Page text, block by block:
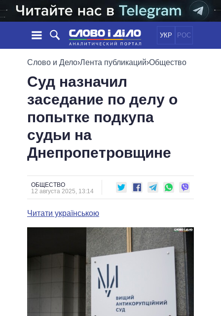
УКР РОС
НОВОСТИ
ЛЕНТА
СОБЫТИЯ
СТАТЬИ
ОБЗОРЫ
ДАЙДЖЕСТЫ
ПОЛИТИКА
ЭКОНОМИКА
ОБЩЕСТВО
МИР
ОБЕЩАНИЯ
ПОЛИТИКИ
ПРЕЗИДЕНТ И ОФИС
ВЕРХОВНАЯ РАДА
ГЛАВЫ ОБЛАДМИНИСТРАЦИЙ
МЭРЫ
ВСЕ ПЕРСОНЫ
ИНФОГРАФИКА
ВИДЕО
СРАВНЕНИЕ ПОЛИТИКОВ
Слово и Дело›Лента публикаций›Общество
Суд назначил
заседание по делу о
попытке подкупа
судьи на
Днепропетровщине
ОБЩЕСТВО
12 августа 2025, 13:14
Читати українською